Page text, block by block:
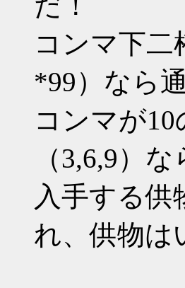
コンマ下
*99）なら
コンマが
（3,6,9）
入手する
れ、供物は